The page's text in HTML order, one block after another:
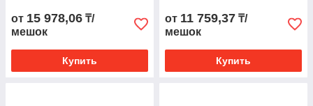
от 15 978,06 ₸/
мешок
Купить
от 11 759,37 ₸/
мешок
Купить